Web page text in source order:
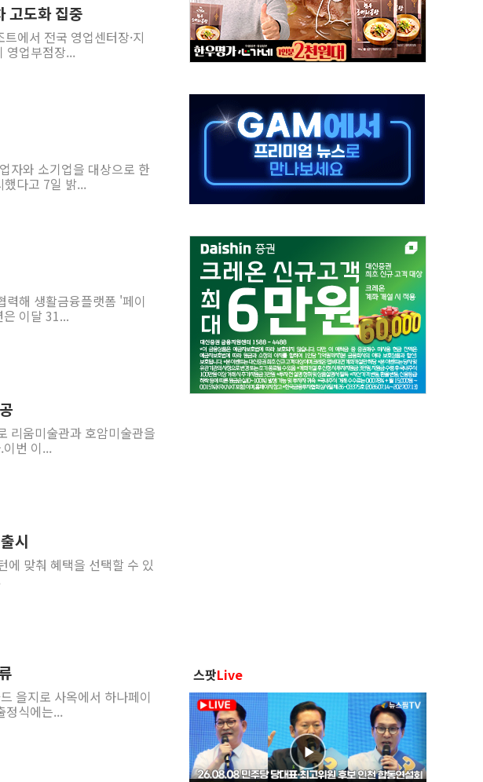
연일 폭염에 온열질환 사망 23명…정부, 비상대응기구 가동
中 전방위 아파트 부양, 수도 베이징도 부동산 규제 철폐
인제 용대리 계곡서 수위 상승으로 피서객 7명 고립…전원 구조
강원 중·남부 동해안 시간당 50mm 이상 폭우…호우경보 발효
청양 밭에서 일하던 90대 숨져…온열질환 여부 조사
폭염에 車 운전면허 기능시험 오전 집중 편성…체감온도 38도 넘으면 중단
李대통령, 'ISA·주가누르기 방지법' 전면 재검토 지시
고도화 집중
에서 전국 영업센터장·지
영업부점장...
자와 소기업을 대상으로 한
했다고 7일 밝...
해 생활금융플랫폼 '페이
이달 31...
리움미술관과 호암미술관을
번 이...
시
에 맞춰 혜택을 선택할 수 있
을지로 사옥에서 하나페이
정식에는...
스팟Live